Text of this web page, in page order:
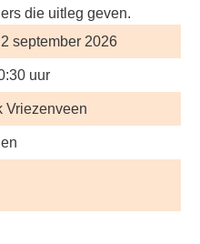
die uitleg geven.
september 2026
uur
Vriezenveen